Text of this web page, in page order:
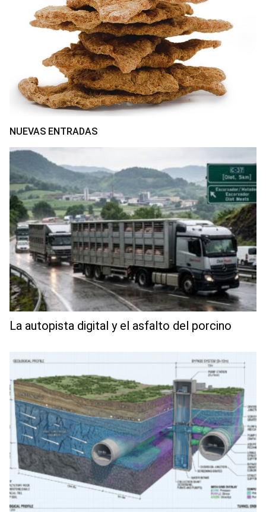
NUEVAS ENTRADAS
La autopista digital y el asfalto del porcino